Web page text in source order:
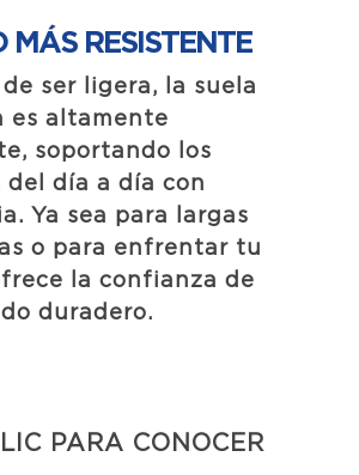
MÁS RESISTENTE
ser ligera, la suela
es altamente
soportando los
del día a día con
Ya sea para largas
o para enfrentar tu
la confianza de
duradero.
PARA CONOCER